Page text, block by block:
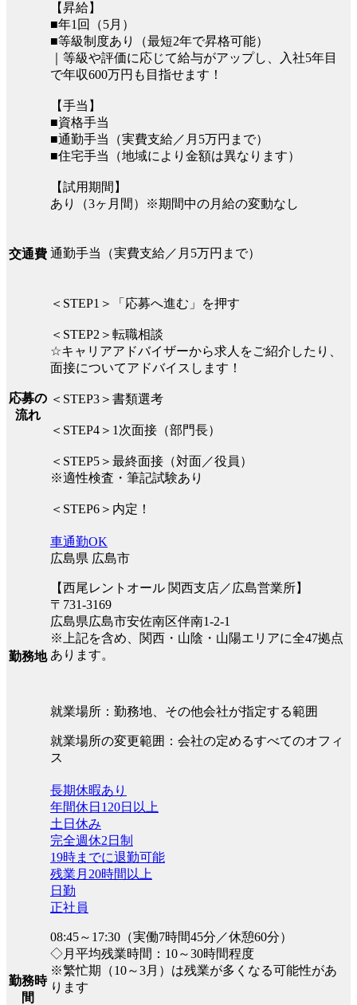
【昇給】
■年1回（5月）
■等級制度あり（最短2年で昇格可能）
｜等級や評価に応じて給与がアップし、入社5年目
で年収600万円も目指せます！
【手当】
■資格手当
■通勤手当（実費支給／月5万円まで）
■住宅手当（地域により金額は異なります）
【試用期間】
あり（3ヶ月間）※期間中の月給の変動なし
交通費 通勤手当（実費支給／月5万円まで）
応募の
流れ
＜STEP1＞「応募へ進む」を押す
＜STEP2＞転職相談
☆キャリアアドバイザーから求人をご紹介したり、
面接についてアドバイスします！
＜STEP3＞書類選考
＜STEP4＞1次面接（部門長）
＜STEP5＞最終面接（対面／役員）
※適性検査・筆記試験あり
＜STEP6＞内定！
勤務地
車通勤OK
広島県 広島市
【西尾レントオール 関西支店／広島営業所】
〒731-3169
広島県広島市安佐南区伴南1-2-1
※上記を含め、関西・山陰・山陽エリアに全47拠点
あります。
就業場所：勤務地、その他会社が指定する範囲
就業場所の変更範囲：会社の定めるすべてのオフィ
ス
勤務時
間
長期休暇あり
年間休日120日以上
土日休み
完全週休2日制
19時までに退勤可能
残業月20時間以上
日勤
正社員
08:45～17:30（実働7時間45分／休憩60分）
◇月平均残業時間：10～30時間程度
※繁忙期（10～3月）は残業が多くなる可能性があ
ります